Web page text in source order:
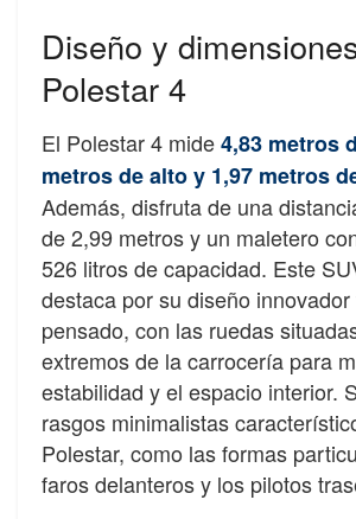
Diseño y
Polestar 4
El Polestar 4 mide4,83 metros
metros de alto y 1,97 metros
Además, disfruta de una
de 2,99 metros y un maletero
526 litros de capacidad. Este
destaca por su diseño innovador
pensado, con las ruedas
extremos de la carrocería para
estabilidad y el espacio interior.
rasgos minimalistas
Polestar, como las formas
faros delanteros y los pilotos